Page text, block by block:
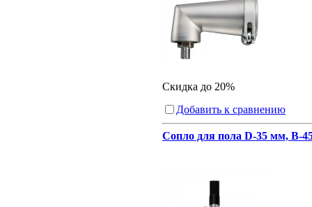
Скидка до 20%
Добавить к сравнению
Сопло для пола D-35 мм, B-